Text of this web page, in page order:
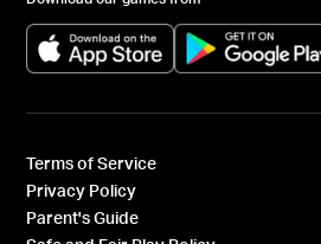
(opens in a new tab)
Terms of Service
Privacy Policy
Parent's Guide